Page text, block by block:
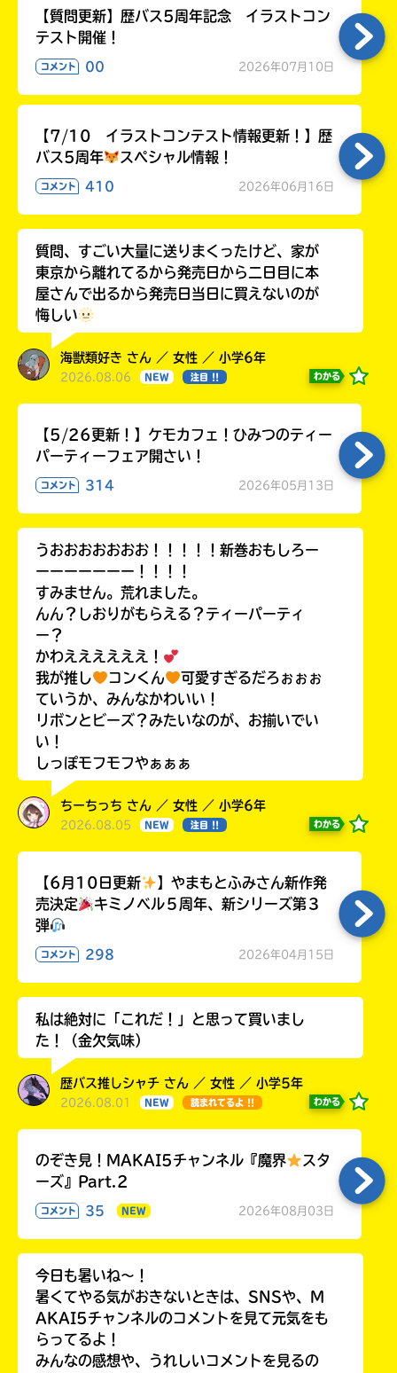
【質問更新】歴バス5周年記念 イラストコン
テスト開催！
コメント 00 2026年07月10日
【7/10 イラストコンテスト情報更新！】歴
バス5周年
スペシャル情報！
コメント 410 2026年06月16日
質問、すごい大量に送りまくったけど、家が
東京から離れてるから発売日から二日目に本
屋さんで出るから発売日当日に買えないのが
悔しい
海獣類好き さん ／ 女性 ／ 小学6年
2026.08.06 NEW 注目 !! わかる
【5/26更新！】ケモカフェ！ひみつのティー
パーティーフェア開さい！
コメント 314 2026年05月13日
うおおおおおおお！！！！！新巻おもしろー
ーーーーーーー！！！！
すみません。荒れました。
んん？しおりがもらえる？ティーパーティ
ー？
かわええええええ！
我が推し
コンくん
可愛すぎるだろぉぉぉ
ていうか、みんなかわいい！
リボンとビーズ？みたいなのが、お揃いでい
い！
しっぽモフモフやぁぁぁ
ちーちっち さん ／ 女性 ／ 小学6年
2026.08.05 NEW 注目 !! わかる
【6月10日更新
】やまもとふみさん新作発
売決定
キミノベル５周年、新シリーズ第３
弾
コメント 298 2026年04月15日
私は絶対に「これだ！」と思って買いまし
た！（金欠気味）
歴バス推しシャチ さん ／ 女性 ／ 小学5年
2026.08.01 NEW 読まれてるよ !! わかる
のぞき見！MAKAI5チャンネル『魔界
スタ
ーズ』Part.2
コメント 35 NEW 2026年08月03日
今日も暑いね〜！
暑くてやる気がおきないときは、SNSや、M
AKAI5チャンネルのコメントを見て元気をも
らってるよ！
みんなの感想や、うれしいコメントを見るの